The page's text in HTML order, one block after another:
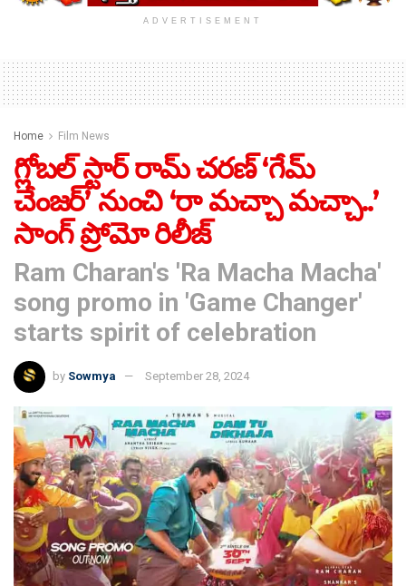
ADVERTISEMENT
Home Film News
గ్లోబల్ స్టార్ రామ్ చరణ్ ‘గేమ్
చేంజర్’ నుంచి ‘రా మచ్చా మచ్చా..’
సాంగ్ ప్రోమో రిలీజ్
Ram Charan's 'Ra Macha Macha'
song promo in 'Game Changer'
starts spirit of celebration
by Sowmya September 28, 2024